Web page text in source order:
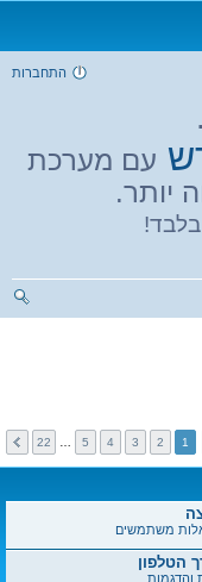
התחברות
עם מערכת
יותר.
בלבד!
1
2
3
4
5
22
משתמשים
הטלפון
והדגמות